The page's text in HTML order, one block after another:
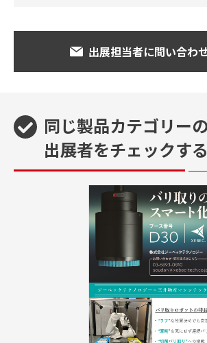
出展担当者に問い合わ
同じ製品カテゴリーの
出展者をチェックする